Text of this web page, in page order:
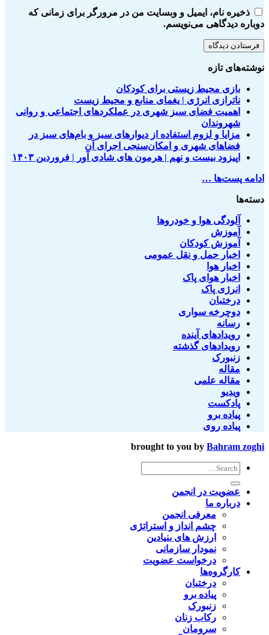
ذخیره نام، ایمیل و وبسایت من در مرورگر برای زمانی که
دوباره دیدگاهی می‌نویسم.
نوشته‌های تازه
بازی محیط زیستی برای کودکان
ناترازی انرژی | یغمای منابع و محیط زیست
اهمیت فضای سبز شهری در عملکردهای اجتماعی و روانی
شهروندان
مزایا و لزوم استفاده از دیوارهای سبز و بام‌های سبز در
فضاهای شهری و امکان‌سنجی اجرای آن
اپیزود بیست و نهم | هرمون های شادی آور | فروردین ۱۴۰۳
ادامه پست‌ها …
دسته‌ها
آلودگی هوا و خودروها
آموزش
آموزش کودکان
اخبار حمل و نقل عمومی
اخبار هوا
اخبار هوای پاک
انرژی پاک
درختبان
دوچرخه سواری
رسانه
رویدادهای آینده
رویدادهای گذشته
زنبورک
مقاله
مقاله علمی
ویدیو
پادکست
پیاده برو
پیاده روی
brought to you by Bahram zoghi
عضویت در انجمن
درباره ما
معرفی انجمن
چشم انداز و استراتژی
ارزش های بنیادین
نمودار سازمانی
درخواست عضویت
کارگروه‌ها
درختبان
پیاده برو
زنبورک
رکاب زنان
سرومان